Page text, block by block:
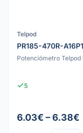
Telpod
PR185-470R-A16P1
Potenciómetro Telpod
5
6.03€ – 6.38€